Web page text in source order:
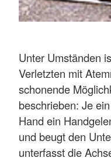
Unter Umständen
Verletzten mit
schonende
beschrieben: Je
Hand ein
und beugt den
unterfasst die